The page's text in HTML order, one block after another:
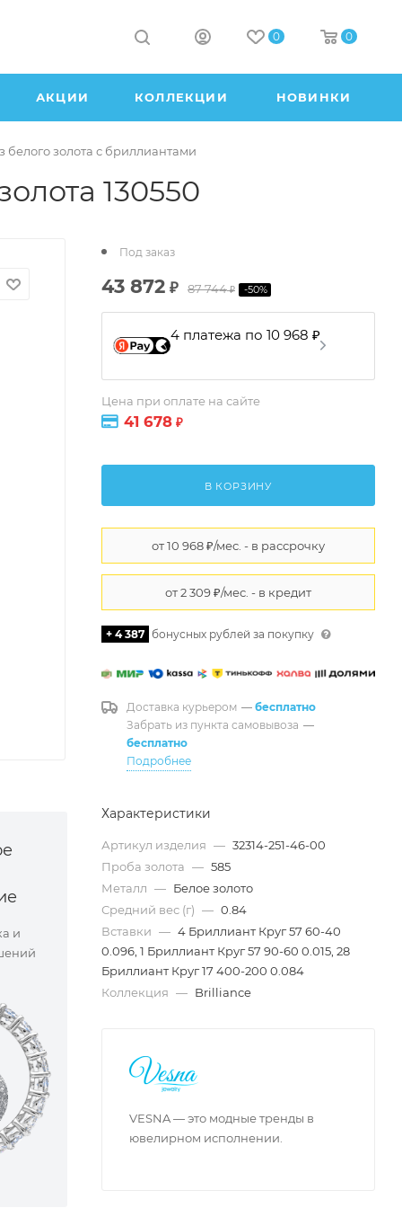
0 0
АКЦИИ КОЛЛЕКЦИИ НОВИНКИ
белого золота с бриллиантами
130550
и
Под заказ
43 872 ₽ 87 744₽ -50%
4 платежа по 10 968 ₽
Цена при оплате на сайте
41 678 ₽
В КОРЗИНУ
+ 4 387 бонусных рублей за покупку
Доставка курьером — бесплатно
Забрать из пункта самовывоза —
бесплатно
Подробнее
Характеристики
Артикул изделия — 32314-251-46-00
Проба золота — 585
Металл — Белое золото
Средний вес (г) — 0.84
Вставки — 4 Бриллиант Круг 57 60-40
0.096, 1 Бриллиант Круг 57 90-60 0.015, 28
Бриллиант Круг 17 400-200 0.084
Коллекция — Brilliance
VESNA — это модные тренды в
ювелирном исполнении.